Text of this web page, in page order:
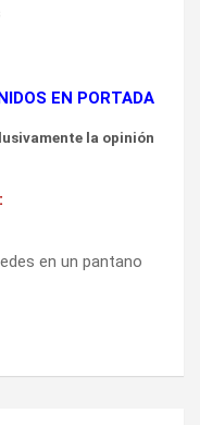
EN PORTADA
la opinión
en un pantano